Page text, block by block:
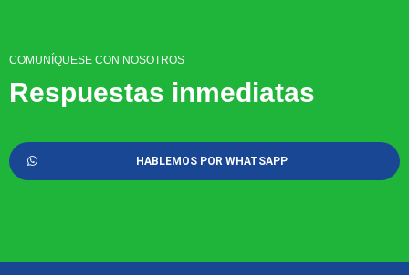
COMUNÍQUESE CON NOSOTROS
Respuestas inmediatas
HABLEMOS POR WHATSAPP